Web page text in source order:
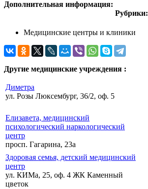
Дополнительная информация:
Рубрики:
Медицинские центры и клиники
Другие медицинские учреждения :
Диметра
ул. Розы Люксембург, 36/2, оф. 5
Елизавета, медицинский
психологический наркологический
центр
просп. Гагарина, 23а
Здоровая семья, детский медицинский
центр
ул. КИМа, 25, оф. 4 ЖК Каменный
цветок